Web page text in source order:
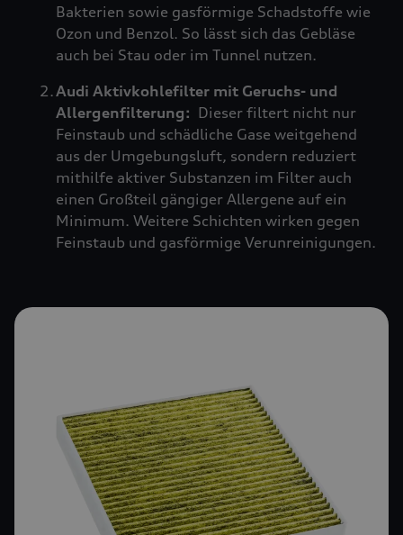
Bakterien sowie gasförmige Schadstoffe wie
Ozon und Benzol. So lässt sich das Gebläse
auch bei Stau oder im Tunnel nutzen.
Audi Aktivkohlefilter mit Geruchs- und
Allergenfilterung: Dieser filtert nicht nur
Feinstaub und schädliche Gase weitgehend
aus der Umgebungsluft, sondern reduziert
mithilfe aktiver Substanzen im Filter auch
einen Großteil gängiger Allergene auf ein
Minimum. Weitere Schichten wirken gegen
Feinstaub und gasförmige Verunreinigungen.